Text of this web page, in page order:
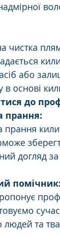
чистка
або
в основі
до
прання:
прання
догляд
помічник:
та